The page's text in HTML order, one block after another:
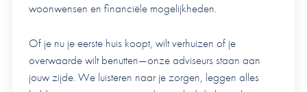
woonwensen en financiële mogelijkheden.
Of je nu je eerste huis koopt, wilt verhuizen of je
overwaarde wilt benutten—onze adviseurs staan aan
jouw zijde. We luisteren naar je zorgen, leggen alles